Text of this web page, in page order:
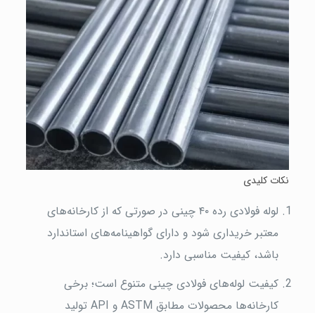
نکات کلیدی
لوله فولادی رده ۴۰ چینی در صورتی که از کارخانه‌های
معتبر خریداری شود و دارای گواهینامه‌های استاندارد
باشد، کیفیت مناسبی دارد.
کیفیت لوله‌های فولادی چینی متنوع است؛ برخی
کارخانه‌ها محصولات مطابق ASTM و API تولید